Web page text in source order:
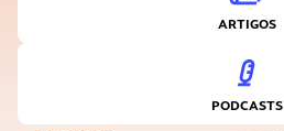
ARTIGOS
PODCASTS